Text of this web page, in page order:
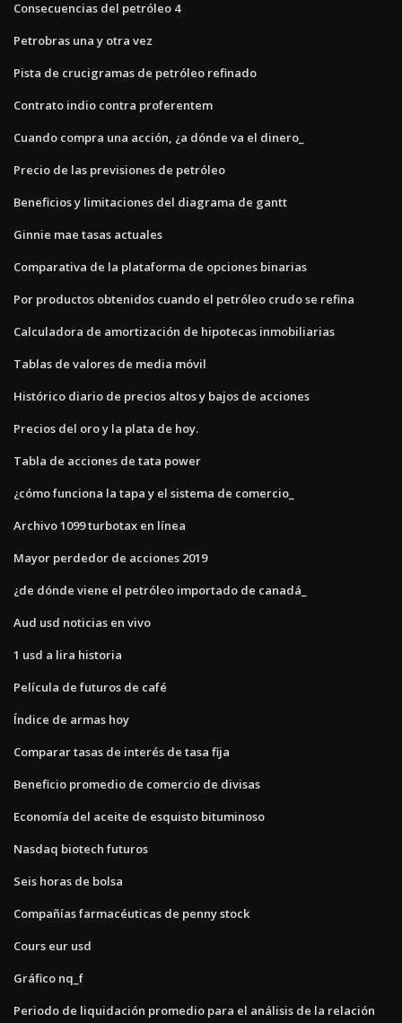
Consecuencias del petróleo 4
Petrobras una y otra vez
Pista de crucigramas de petróleo refinado
Contrato indio contra proferentem
Cuando compra una acción, ¿a dónde va el dinero_
Precio de las previsiones de petróleo
Beneficios y limitaciones del diagrama de gantt
Ginnie mae tasas actuales
Comparativa de la plataforma de opciones binarias
Por productos obtenidos cuando el petróleo crudo se refina
Calculadora de amortización de hipotecas inmobiliarias
Tablas de valores de media móvil
Histórico diario de precios altos y bajos de acciones
Precios del oro y la plata de hoy.
Tabla de acciones de tata power
¿cómo funciona la tapa y el sistema de comercio_
Archivo 1099 turbotax en línea
Mayor perdedor de acciones 2019
¿de dónde viene el petróleo importado de canadá_
Aud usd noticias en vivo
1 usd a lira historia
Película de futuros de café
Índice de armas hoy
Comparar tasas de interés de tasa fija
Beneficio promedio de comercio de divisas
Economía del aceite de esquisto bituminoso
Nasdaq biotech futuros
Seis horas de bolsa
Compañías farmacéuticas de penny stock
Cours eur usd
Gráfico nq_f
Periodo de liquidación promedio para el análisis de la relación